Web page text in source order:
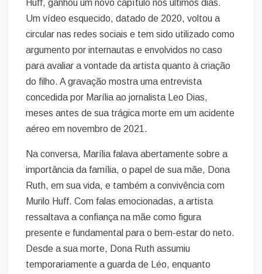
Huff, ganhou um novo capítulo nos últimos dias.
Um vídeo esquecido, datado de 2020, voltou a
circular nas redes sociais e tem sido utilizado como
argumento por internautas e envolvidos no caso
para avaliar a vontade da artista quanto à criação
do filho. A gravação mostra uma entrevista
concedida por Marília ao jornalista Leo Dias,
meses antes de sua trágica morte em um acidente
aéreo em novembro de 2021.
Na conversa, Marília falava abertamente sobre a
importância da família, o papel de sua mãe, Dona
Ruth, em sua vida, e também a convivência com
Murilo Huff. Com falas emocionadas, a artista
ressaltava a confiança na mãe como figura
presente e fundamental para o bem-estar do neto.
Desde a sua morte, Dona Ruth assumiu
temporariamente a guarda de Léo, enquanto